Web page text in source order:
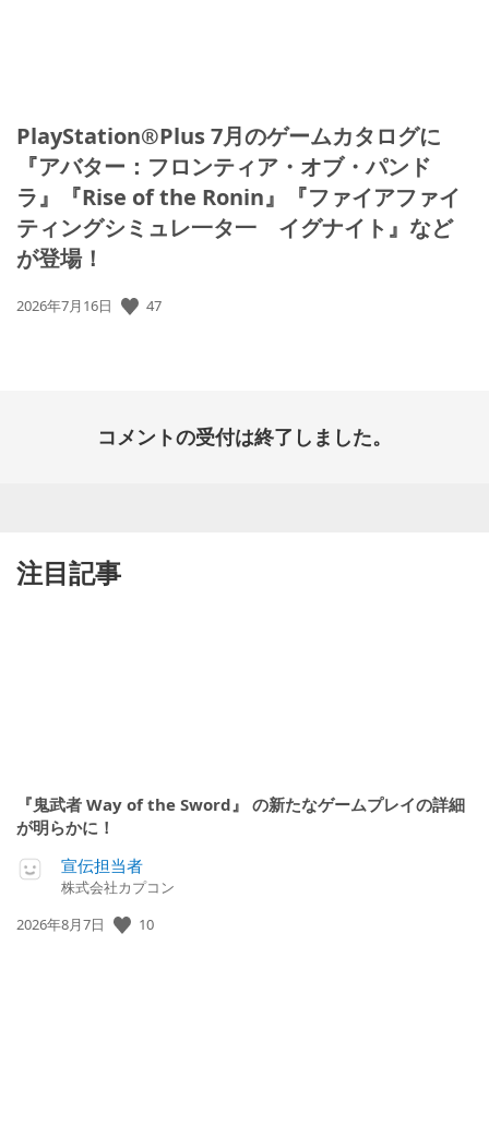
PlayStation®Plus 7月のゲームカタログに
『アバター：フロンティア・オブ・パンド
ラ』『Rise of the Ronin』『ファイアファイ
ティングシミュレ一タ一 イグナイト』など
が登場！
公
2026年7月16日 47
コメントの受付は終了しました。
注目記事
『鬼武者 Way of the Sword』 の新たなゲームプレイの詳細
が明らかに！
宣伝担当者
株式会社カプコン
公
2026年8月7日 10